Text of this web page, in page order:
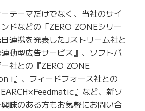
テーマだけでなく、当社のサイ
ドなどの「ZERO ZONEシリー
連携を発表したJストリーム社と
動型広告サービス』、ソフトバ
社との『ZERO ZONE
i』、フィードフォース社との
』など、新ソ
味のある方もお気軽にお問い合